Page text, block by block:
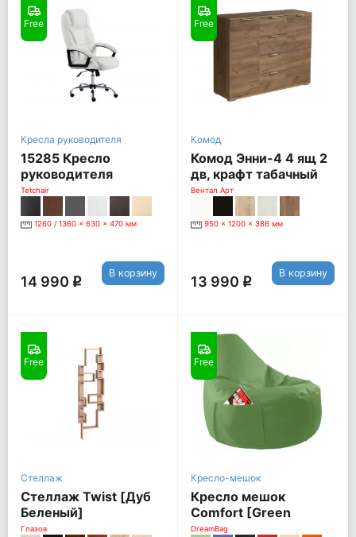
Free
Кресла руководителя
15285 Кресло
руководителя
BERGAMO CHROME,
Tetchair
1260 / 1360 x 630 x 470 мм
14 990 q
В корзину
Free
Комод
Комод Энни-4 4 ящ 2
дв, крафт табачный
Вентал Арт
950 x 1200 x 386 мм
13 990 q
В корзину
Free
Стеллаж
Стеллаж Twist [Дуб
Беленый]
Глазов
Free
Кресло-мешок
Кресло мешок
Comfort [Green
(экокожа)]
DreamBag